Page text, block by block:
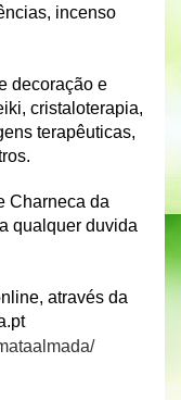
incenso
decoração e
cristaloterapia,
terapêuticas,
Charneca da
qualquer duvida
através da